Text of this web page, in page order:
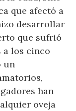
que afectó a
desarrollar
que sufrió
los cinco
un
han
oveja